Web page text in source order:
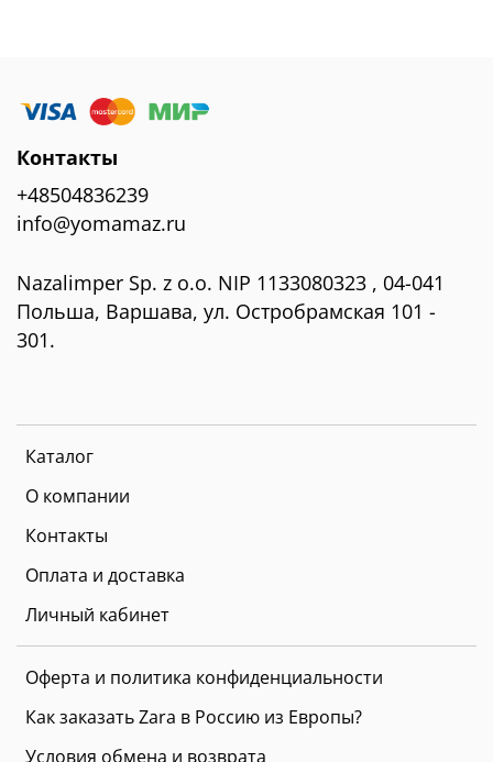
Каталог
О компании
Контакты
Оплата и доставка
Личный кабинет
Оферта и политика конфиденциальности
Как заказать Zara в Россию из Европы?
Условия обмена и возврата
Контакты
+48504836239
info@yomamaz.ru
Nazalimper Sp. z o.o. NIP 1133080323 , 04-041
Польша, Варшава, ул. Остробрамская 101 -
301.